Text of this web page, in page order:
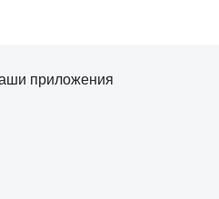
приложения